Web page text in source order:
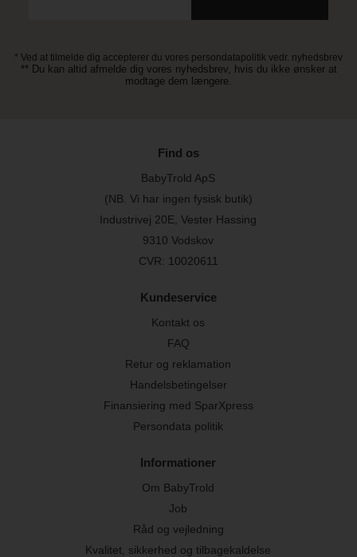
* Ved at tilmelde dig accepterer du vores persondatapolitik vedr. nyhedsbrev
** Du kan altid afmelde dig vores nyhedsbrev, hvis du ikke ønsker at
modtage dem længere.
Find os
BabyTrold ApS
(NB. Vi har ingen fysisk butik)
Industrivej 20E, Vester Hassing
9310 Vodskov
CVR: 10020611
Kundeservice
Kontakt os
FAQ
Retur og reklamation
Handelsbetingelser
Finansiering med SparXpress
Persondata politik
Informationer
Om BabyTrold
Job
Råd og vejledning
Kvalitet, sikkerhed og tilbagekaldelse